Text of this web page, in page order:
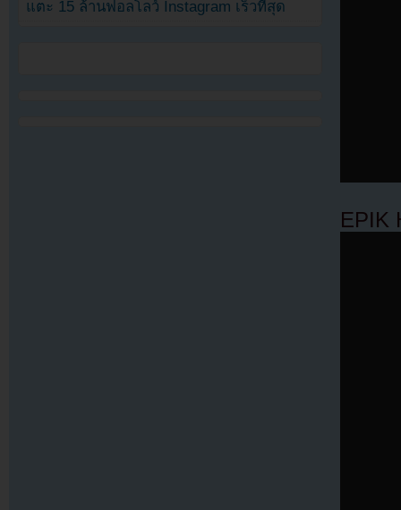
EPIK
แตะ 15 ล้านฟอลโลว์ Instagram เร็วที่สุด